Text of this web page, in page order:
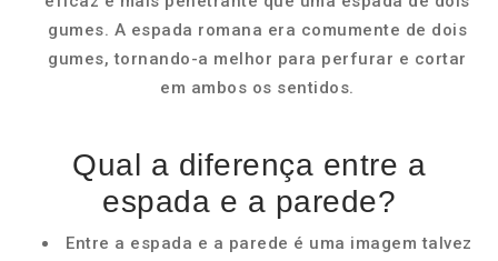
gumes. A espada romana era comumente de dois
gumes, tornando-a melhor para perfurar e cortar
em ambos os sentidos.
Qual a diferença entre a
espada e a parede?
Entre a espada e a parede é uma imagem talvez